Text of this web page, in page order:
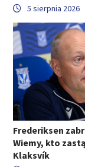
5 sierpnia 2026
Frederiksen
Wiemy, kto
Klaksvík